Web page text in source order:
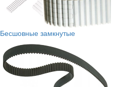
Бесшовные замкнутые